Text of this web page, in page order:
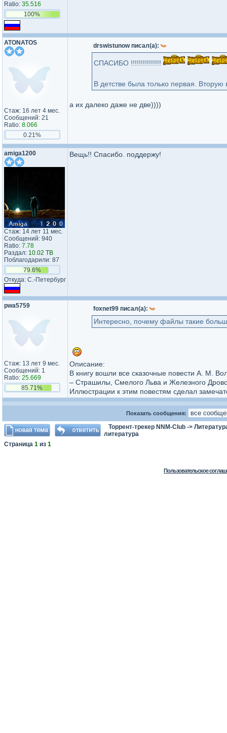
Ratio: 35.516
100%
ATONATOS
Стаж: 16 лет 4 мес.
Сообщений: 21
Ratio: 8.066
0.21%
drswistunow писал(а):
СПАСИБО !!!!!!!!!!!!!!!
В детстве была только первая.
а их далеко даже не две))))
amiga1200
Стаж: 14 лет 11 мес.
Сообщений: 940
Ratio: 7.78
Раздал: 10.02 TB
Поблагодарили: 87
79.6%
Откуда: C.-Петербург
Вещь!! Спасибо. поддержу!
pwa5759
Стаж: 13 лет 9 мес.
Сообщений: 1
Ratio: 25.669
85.71%
foxnet99 писал(а):
Интересно, почему файлы такие
Описание:
В книгу вошли все сказочные повести А. М.
– Страшилы, Смелого Льва и Железного
Иллюстрации к этим повестям сделал
Показать сообщения:
Торрент-трекер NNM-Club ->
литература
Страница 1 из 1
Пользовательское